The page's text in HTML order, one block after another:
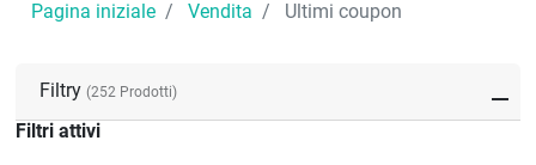
Pagina iniziale Vendita Ultimi coupon
Filtry (252 Prodotti)
Filtri attivi